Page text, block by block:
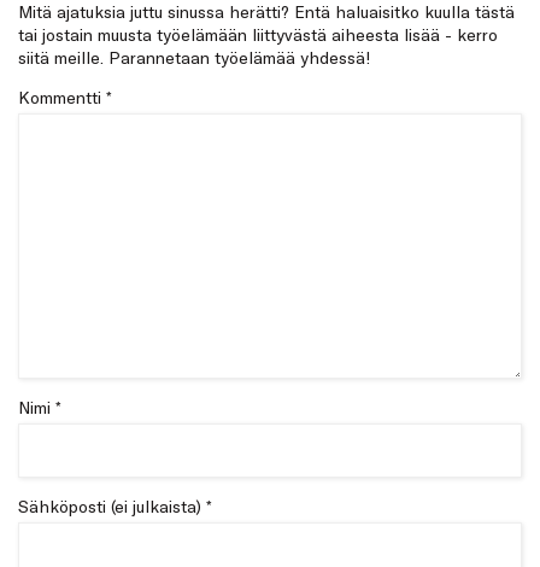
Mitä ajatuksia juttu sinussa herätti? Entä haluaisitko kuulla tästä
tai jostain muusta työelämään liittyvästä aiheesta lisää - kerro
siitä meille. Parannetaan työelämää yhdessä!
Kommentti *
Nimi *
Sähköposti (ei julkaista) *